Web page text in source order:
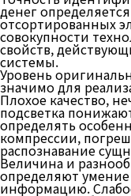
денег
отсортированных
совокупности
свойств,
системы.
Уровень
значимо для
Плохое качество,
подсветка
определять
компрессии,
распознавание
Величина и
определяют
информацию.